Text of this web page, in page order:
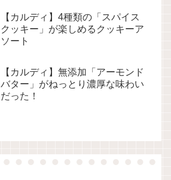
【カルディ】4種類の「スパイス
クッキー」が楽しめるクッキーア
ソート
【カルディ】無添加「アーモンド
バター」がねっとり濃厚な味わい
だった！